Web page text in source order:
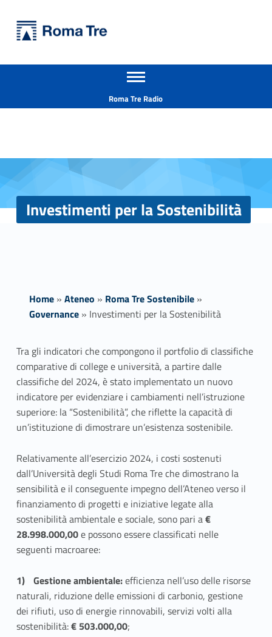
Investimenti per la Sostenibilità - Università Roma Tre
Apri il menu secondario
Roma Tre Radio
Investimenti per la Sostenibilità
Home» Ateneo » Roma Tre Sostenibile»
Governance» Investimenti per la Sostenibilità
I
n
v
e
s
t
i
m
e
n
t
i
Tra gli indicatori che compongono il portfolio di classifiche
comparative di college e università, a partire dalle
classifiche del 2024, è stato implementato un nuovo
indicatore per evidenziare i cambiamenti nell’istruzione
superiore: la “Sostenibilità”, che riflette la capacità di
un’istituzione di dimostrare un’esistenza sostenibile.
Relativamente all’esercizio 2024, i costi sostenuti
dall’Università degli Studi Roma Tre che dimostrano la
sensibilità e il conseguente impegno dell’Ateneo verso il
finanziamento di progetti e iniziative legate alla
sostenibilità ambientale e sociale, sono pari a€
28.998.000,00e possono essere classificati nelle
seguenti macroaree:
Gestione ambientale:efficienza nell’uso delle risorse
naturali, riduzione delle emissioni di carbonio, gestione
dei rifiuti, uso di energie rinnovabili, servizi volti alla
sostenibilità:€ 503.000,00;